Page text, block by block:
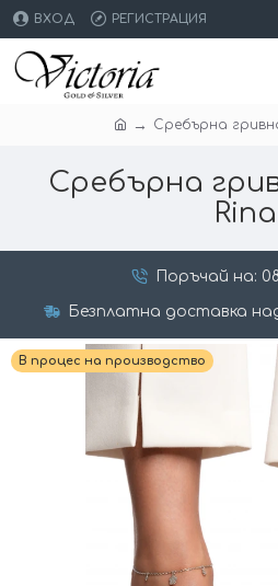
ВХОД РЕГИСТРАЦИЯ
Сребърнa
Сребърнa
Rina
Поръчай на:
Безплатна доставка
В процес на производство